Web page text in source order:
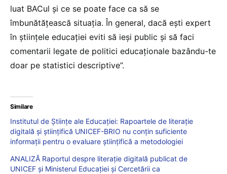
luat BACul și ce se poate face ca să se
îmbunătățească situația. În general, dacă ești expert
în științele educației eviti să ieși public și să faci
comentarii legate de politici educaționale bazându-te
doar pe statistici descriptive”.
Similare
Institutul de Științe ale Educației: Rapoartele de literație
digitală și științifică UNICEF-BRIO nu conțin suficiente
informații pentru o evaluare științifică a metodologiei
ANALIZĂ Raportul despre literație digitală publicat de
UNICEF și Ministerul Educației și Cercetării ca